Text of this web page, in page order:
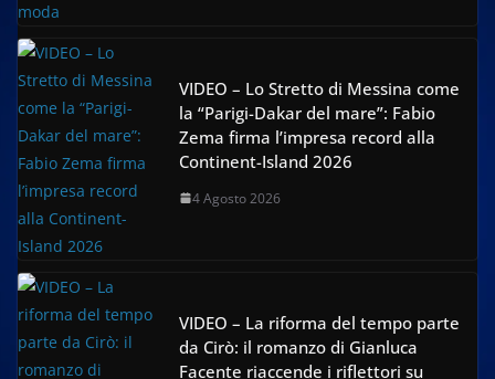
VIDEO – Lo Stretto di Messina come
la “Parigi-Dakar del mare”: Fabio
Zema firma l’impresa record alla
Continent-Island 2026
4 Agosto 2026
VIDEO – La riforma del tempo parte
da Cirò: il romanzo di Gianluca
Facente riaccende i riflettori su